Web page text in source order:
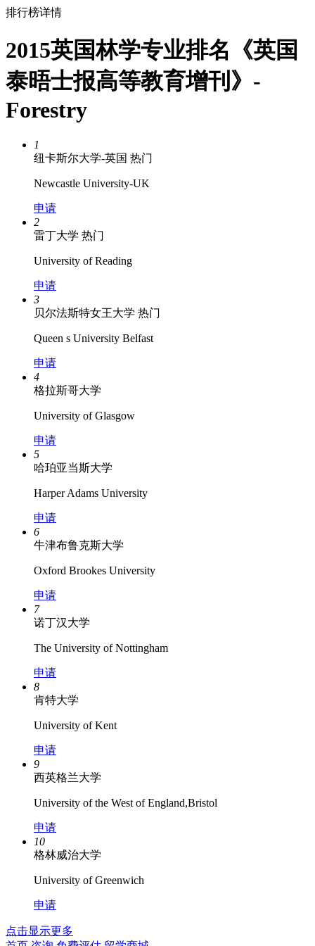
排行榜详情
2015英国林学专业排名《英国
泰晤士报高等教育增刊》-
Forestry
1
纽卡斯尔大学-英国 热门
Newcastle University-UK
申请
2
雷丁大学 热门
University of Reading
申请
3
贝尔法斯特女王大学 热门
Queen s University Belfast
申请
4
格拉斯哥大学
University of Glasgow
申请
5
哈珀亚当斯大学
Harper Adams University
申请
6
牛津布鲁克斯大学
Oxford Brookes University
申请
7
诺丁汉大学
The University of Nottingham
申请
8
肯特大学
University of Kent
申请
9
西英格兰大学
University of the West of England,Bristol
申请
10
格林威治大学
University of Greenwich
申请
点击显示更多